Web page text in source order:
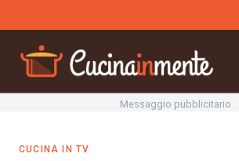
Messaggio pubblicitario
CUCINA IN TV